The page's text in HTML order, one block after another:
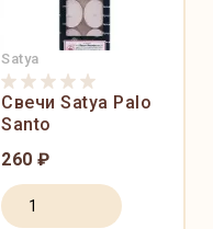
Satya
Свечи Satya Palo
Santo
260 ₽